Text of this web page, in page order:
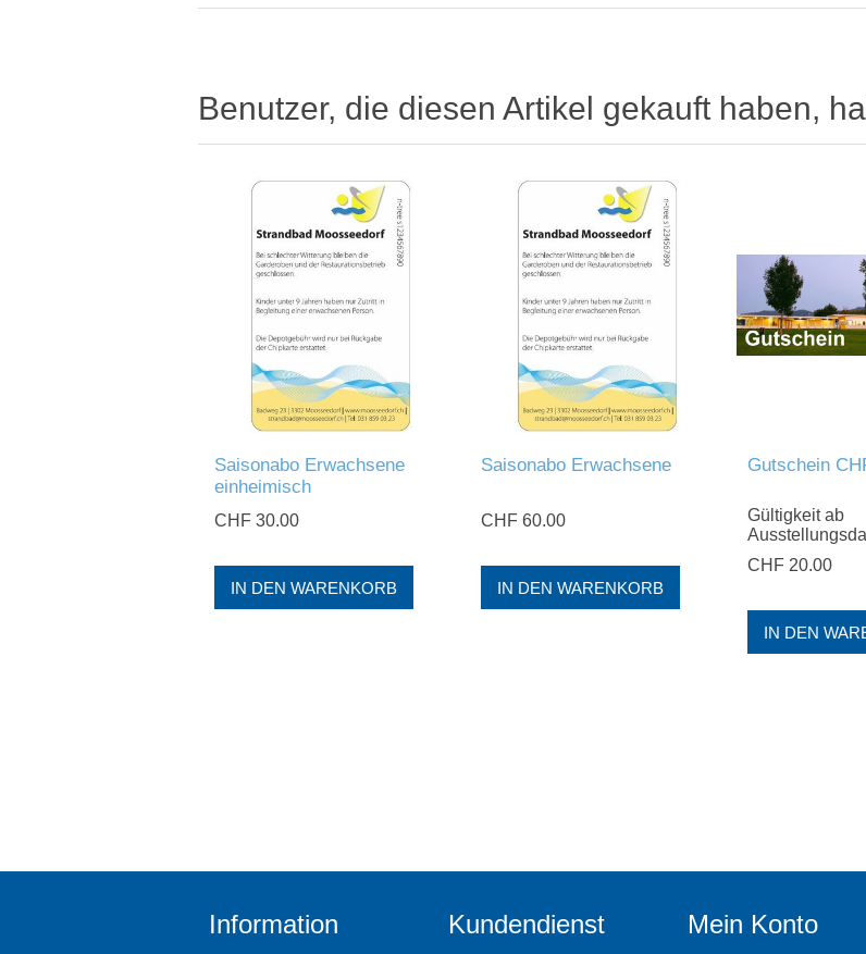
Benutzer, die diesen Artikel gekauft haben,
Saisonabo Erwachsene
einheimisch
CHF 30.00
Saisonabo Erwachsene
CHF 60.00
Gutschein
Gültigkeit ab
CHF 20.00
Information Kundendienst Mein Konto